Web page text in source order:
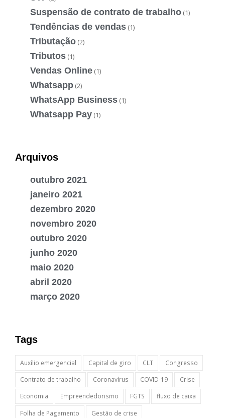
Suspensão de contrato de trabalho (1)
Tendências de vendas (1)
Tributação (2)
Tributos (1)
Vendas Online (1)
Whatsapp (2)
WhatsApp Business (1)
Whatsapp Pay (1)
Arquivos
outubro 2021
janeiro 2021
dezembro 2020
novembro 2020
outubro 2020
junho 2020
maio 2020
abril 2020
março 2020
Tags
Auxílio emergencial Capital de giro CLT
Congresso
Contrato de trabalho
Coronavírus COVID-19
Crise
Economia
Empreendedorismo FGTS
fluxo de caixa
Folha de Pagamento
Gestão de crise